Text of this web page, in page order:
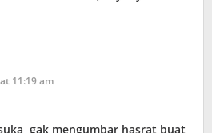
11:19 am
gak mengumbar hasrat buat